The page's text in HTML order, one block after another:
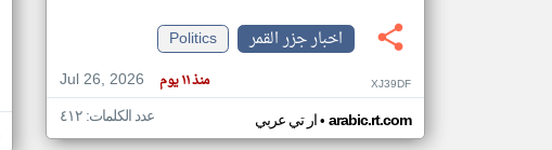
اخبار جزر القمر
Politics
Jul 26, 2026
منذ ١١ يوم XJ39DF
ار تي عربي• arabic.rt.com عدد الكلمات: ٤١٢